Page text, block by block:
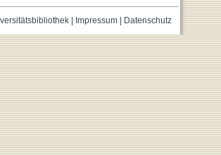
| Impressum| Datenschutz